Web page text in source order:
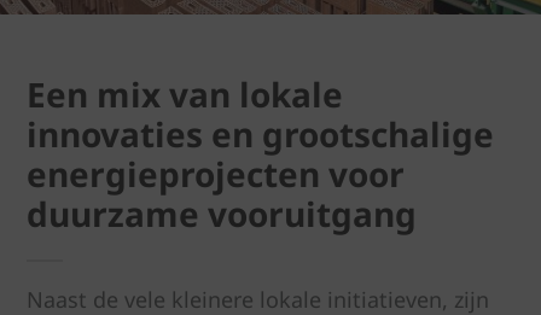
Een mix van lokale
innovaties en grootschalige
energieprojecten voor
duurzame vooruitgang
Naast de vele kleinere lokale initiatieven, zijn